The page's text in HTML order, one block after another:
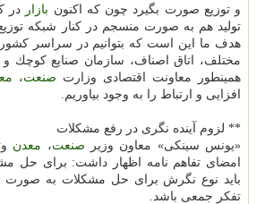
و توزیع صورت بگیرد چون كه اكنون بازار در
تولید هم به صورت منسجم در كنار شبكه
هدف ما این است كه بتوانیم در سراسر كشور
مختلف، اتاق اصناف، سازمان صنایع كوچك
همینطور معاونت اقتصادی وزارت صنعت،
افزایی و ارتباط را به وجود بیاوریم.
** لزوم آینده نگری در رفع مشكلات
«یونس سینكی» معاون وزیر صنعت، معدن
امضای تفاهم نامه اظهار داشت: برای حل
باید نوع نگرش برای حل مشكلات به صورت
تفكر جمعی باشد.